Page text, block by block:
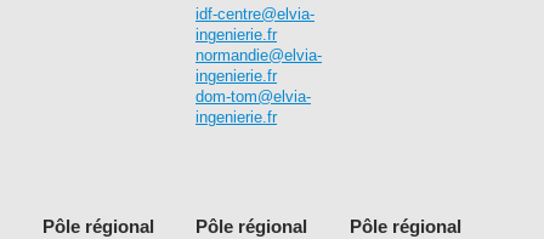
idf-centre@elvia-
ingenierie.fr
normandie@elvia-
ingenierie.fr
dom-tom@elvia-
ingenierie.fr
Pôle régional
Pôle régional
Pôle régional